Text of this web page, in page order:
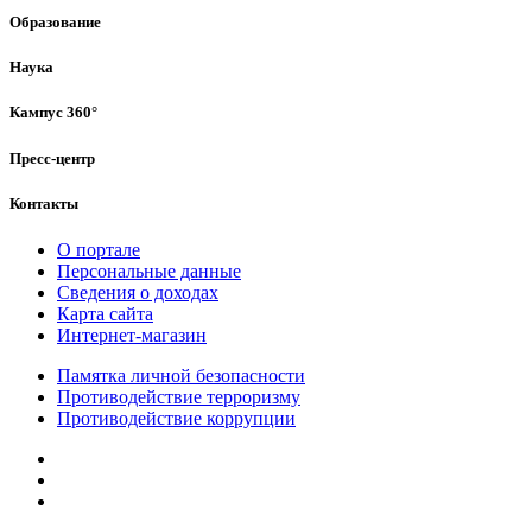
Образование
Наука
Кампус 360°
Пресс-центр
Контакты
О портале
Персональные данные
Сведения о доходах
Карта сайта
Интернет-магазин
Памятка личной безопасности
Противодействие терроризму
Противодействие коррупции